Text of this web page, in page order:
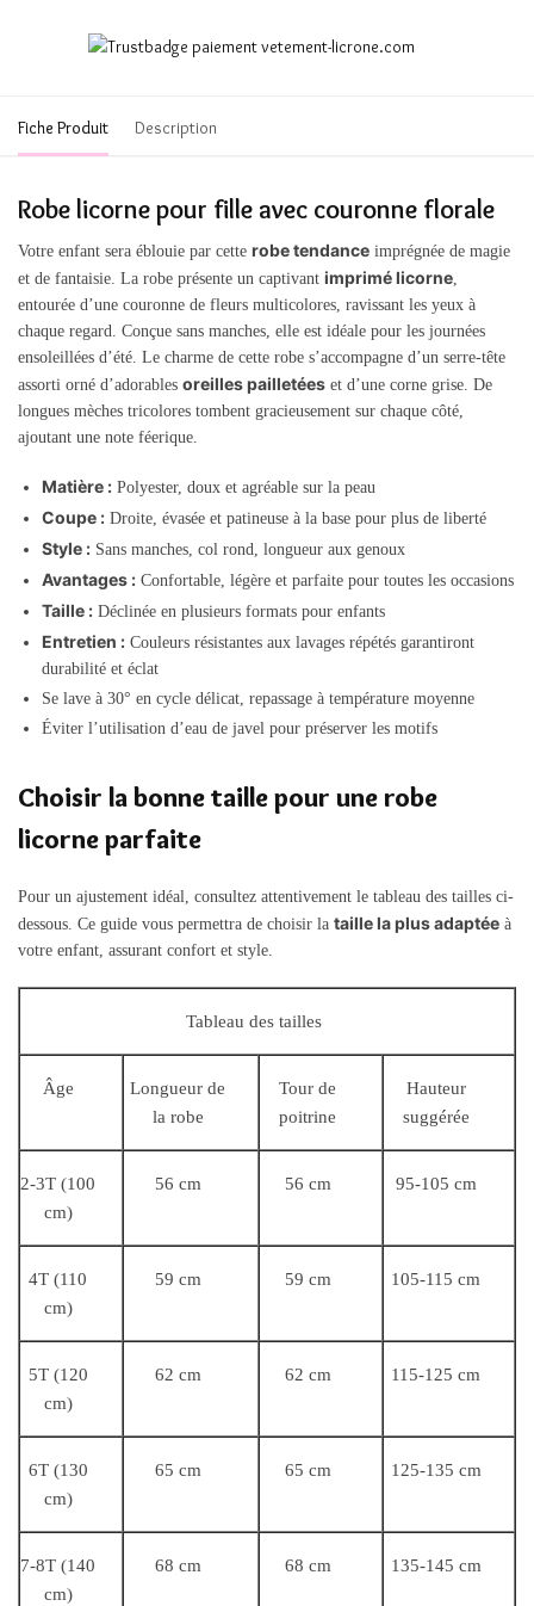
Fiche Produit Description
Robe licorne pour fille avec couronne florale
Votre enfant sera éblouie par cette robe tendance imprégnée de magie
et de fantaisie. La robe présente un captivant imprimé licorne,
entourée d’une couronne de fleurs multicolores, ravissant les yeux à
chaque regard. Conçue sans manches, elle est idéale pour les journées
ensoleillées d’été. Le charme de cette robe s’accompagne d’un serre-tête
assorti orné d’adorables oreilles pailletées et d’une corne grise. De
longues mèches tricolores tombent gracieusement sur chaque côté,
ajoutant une note féerique.
Matière : Polyester, doux et agréable sur la peau
Coupe : Droite, évasée et patineuse à la base pour plus de liberté
Style : Sans manches, col rond, longueur aux genoux
Avantages : Confortable, légère et parfaite pour toutes les occasions
Taille : Déclinée en plusieurs formats pour enfants
Entretien : Couleurs résistantes aux lavages répétés garantiront
durabilité et éclat
Se lave à 30° en cycle délicat, repassage à température moyenne
Éviter l’utilisation d’eau de javel pour préserver les motifs
Choisir la bonne taille pour une robe
licorne parfaite
Pour un ajustement idéal, consultez attentivement le tableau des tailles ci-
dessous. Ce guide vous permettra de choisir la taille la plus adaptée à
votre enfant, assurant confort et style.
Tableau des tailles
Âge
Longueur de
la robe
Tour de
poitrine
Hauteur
suggérée
2-3T (100
cm)
56 cm 56 cm 95-105 cm
4T (110
cm)
59 cm 59 cm 105-115 cm
5T (120
cm)
62 cm 62 cm 115-125 cm
6T (130
cm)
65 cm 65 cm 125-135 cm
7-8T (140
cm)
68 cm 68 cm 135-145 cm